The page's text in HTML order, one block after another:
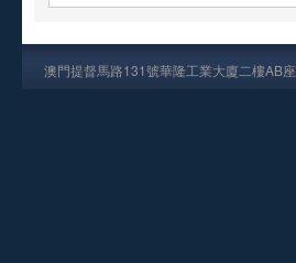
澳門提督馬路131號華隆工業大廈二樓AB座